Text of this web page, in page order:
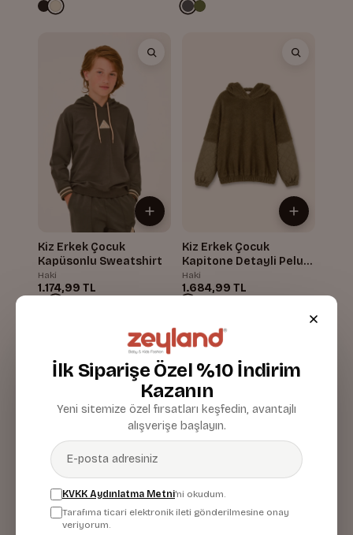
Kiz Erkek Çocuk
Kapüsonlu Sweatshirt
Haki
1.174,99 TL
Kiz Erkek Çocuk
Kapitone Detayli Pelus
Sweatshirt
Haki
1.684,99 TL
İlk Siparişe Özel %10 İndirim
Kazanın
Yeni sitemize özel fırsatları keşfedin, avantajlı
alışverişe başlayın.
KVKK Aydınlatma Metni'ni okudum.
Tarafıma ticari elektronik ileti gönderilmesine onay
veriyorum.